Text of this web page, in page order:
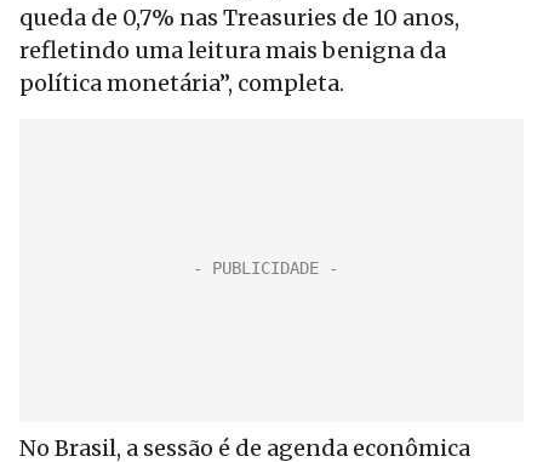
queda de 0,7% nas Treasuries de 10 anos,
refletindo uma leitura mais benigna da
política monetária”, completa.
No Brasil, a sessão é de agenda econômica